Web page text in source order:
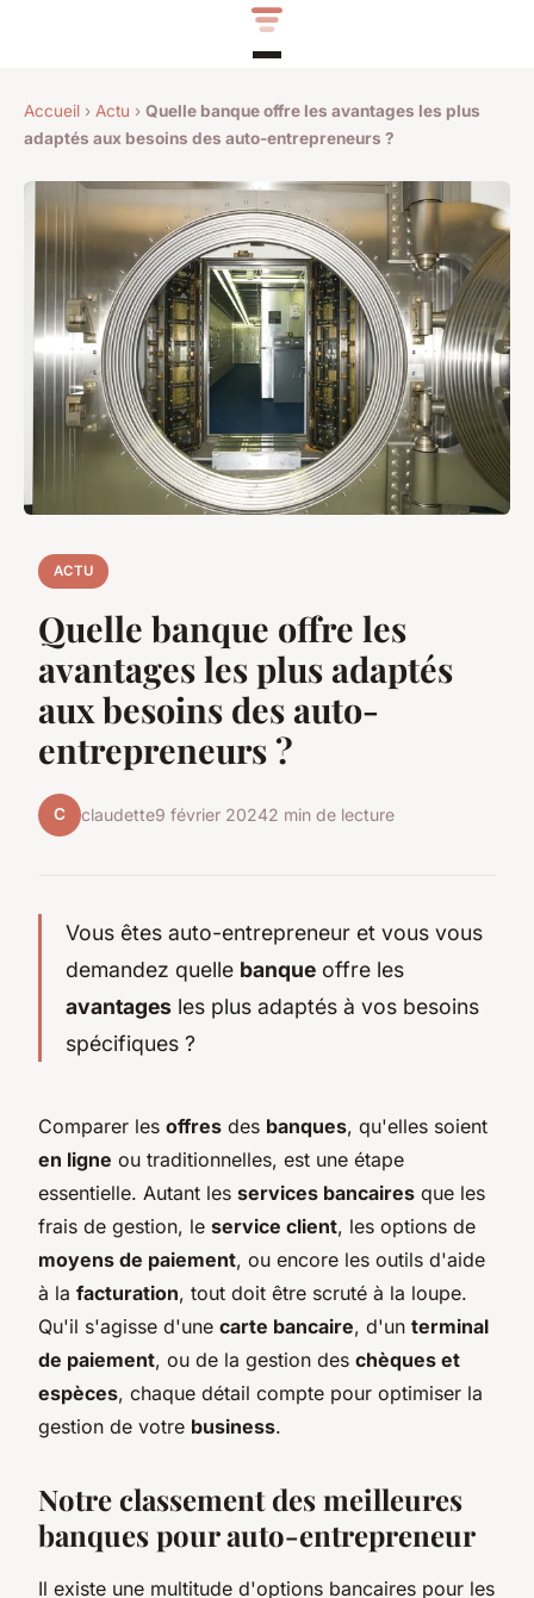
Accueil › Actu › Quelle banque offre les avantages les plus
adaptés aux besoins des auto-entrepreneurs ?
ACTU
Quelle banque offre les
avantages les plus adaptés
aux besoins des auto-
entrepreneurs ?
C claudette9 février 20242 min de lecture
Vous êtes auto-entrepreneur et vous vous
demandez quelle banque offre les
avantages les plus adaptés à vos besoins
spécifiques ?
Comparer les offres des banques, qu'elles soient
en ligne ou traditionnelles, est une étape
essentielle. Autant les services bancaires que les
frais de gestion, le service client, les options de
moyens de paiement, ou encore les outils d'aide
à la facturation, tout doit être scruté à la loupe.
Qu'il s'agisse d'une carte bancaire, d'un terminal
de paiement, ou de la gestion des chèques et
espèces, chaque détail compte pour optimiser la
gestion de votre business.
Notre classement des meilleures
banques pour auto-entrepreneur
Il existe une multitude d'options bancaires pour les